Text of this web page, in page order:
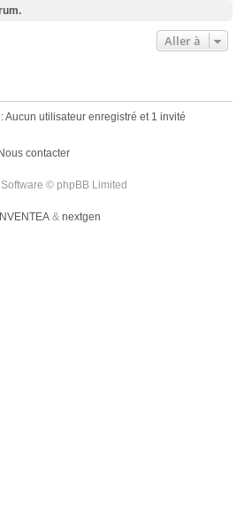
Aller à
Aucun utilisateur enregistré et 1 invité
Nous contacter
© phpBB Limited
INVENTEA & nextgen